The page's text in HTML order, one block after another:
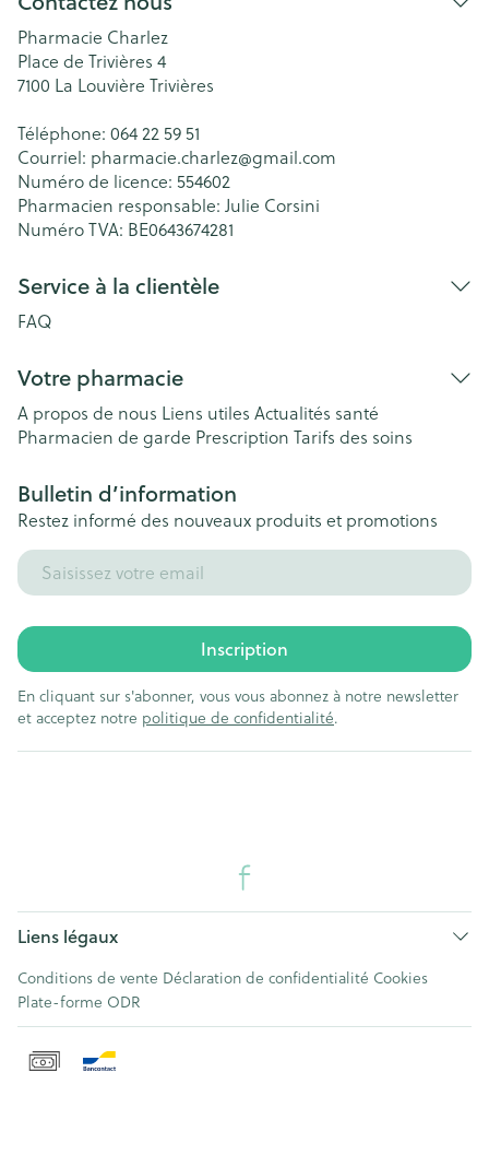
Pharmacie Charlez
Place de Trivières 4
7100 La Louvière Trivières
Téléphone: 064 22 59 51
Courriel: pharmacie.charlez@gmail.com
Numéro de licence: 554602
Pharmacien responsable: Julie Corsini
Numéro TVA: BE0643674281
Service à la clientèle
FAQ
Votre pharmacie
A propos de nous Liens utiles Actualités santé
Pharmacien de garde Prescription Tarifs des soins
Bulletin d’information
Restez informé des nouveaux produits et promotions
Adresse mail
Inscription
En cliquant sur s'abonner, vous vous abonnez à notre newsletter
et acceptez notre politique de confidentialité.
Liens légaux
Conditions de vente Déclaration de confidentialité Cookies
Plate-forme ODR